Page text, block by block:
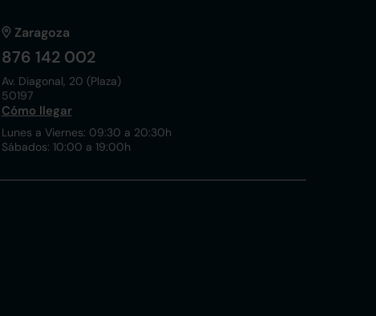
Zaragoza
876 142 002
Av. Diagonal, 20 (Plaza)
50197
Cómo llegar
Lunes a Viernes: 09:30 a 20:30h
Sábados: 10:00 a 19:00h